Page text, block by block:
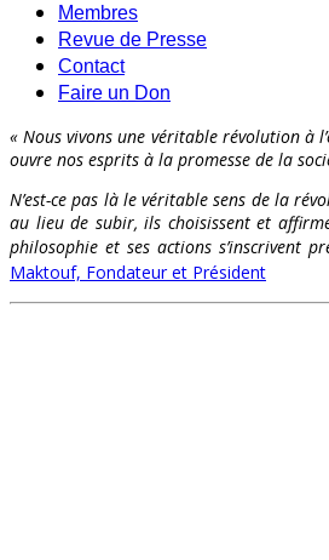
Membres
Revue de Presse
Contact
Faire un Don
« Nous vivons une véritable révolution à
ouvre nos esprits à la promesse de la
N’est-ce pas là le véritable sens de la
au lieu de subir, ils choisissent et
philosophie et ses actions s’inscrivent
Maktouf, Fondateur et Président